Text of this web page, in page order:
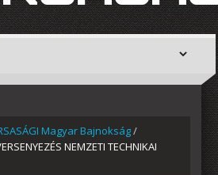
Magyar Bajnokság/
NEMZETI TECHNIKAI